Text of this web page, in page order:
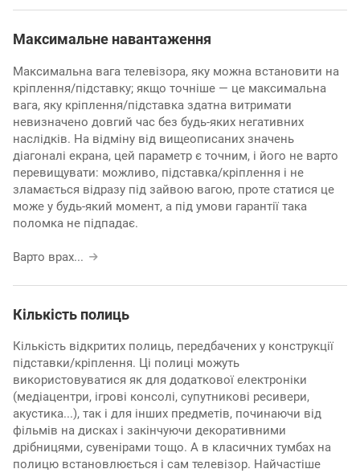
Максимальне навантаження
Максимальна вага телевізора, яку можна встановити на
кріплення/підставку; якщо точніше — це максимальна
вага, яку кріплення/підставка здатна витримати
невизначено довгий час без будь-яких негативних
наслідків. На відміну від вищеописаних значень
діагоналі екрана, цей параметр є точним, і його не варто
перевищувати: можливо, підставка/кріплення і не
зламається відразу під зайвою вагою, проте статися це
може у будь-який момент, а під умови гарантії така
поломка не підпадає.
Варто врах...
Кількість полиць
Кількість відкритих полиць, передбачених у конструкції
підставки/кріплення. Ці полиці можуть
використовуватися як для додаткової електроніки
(медіацентри, ігрові консолі, супутникові ресивери,
акустика...), так і для інших предметів, починаючи від
фільмів на дисках і закінчуючи декоративними
дрібницями, сувенірами тощо. А в класичних тумбах на
полицю встановлюється і сам телевізор. Найчастіше